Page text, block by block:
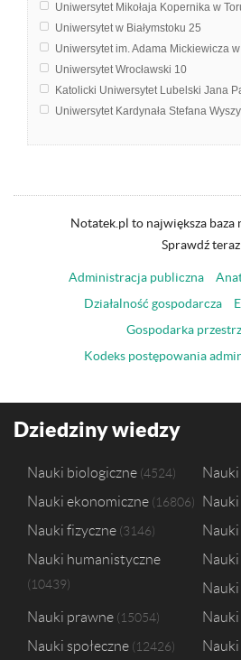
Uniwersytet Mikołaja Kopernika w
Uniwersytet w Białymstoku 25
Uniwersytet im. Adama Mickiewicza
Uniwersytet Wrocławski 10
Katolicki Uniwersytet Lubelski Jana
Uniwersytet Kardynała Stefana
Uniwersytet Łódzki4
Uniwersytet Warszawski
Notatek.pl to największa baza
Sprawdź
Administracja publiczna
Działalność gospodarcza
Gospodarka
Kodeks postępowania
Dziedziny wiedzy
Nauki biologiczne 4524
Nauki ekonomiczne 16806
Nauki fizyczne 3146
Nauki humanistyczne
10439
Nauki prawne 15054
Nauki społeczne 12426